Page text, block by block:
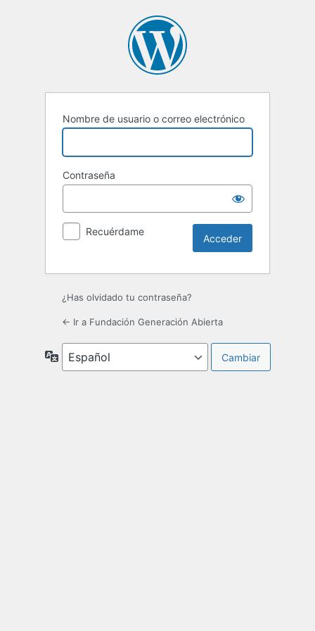
Nombre de usuario o correo electrónico
Contraseña
Recuérdame
¿Has olvidado tu contraseña?
← Ir a Fundación Generación Abierta
Idioma